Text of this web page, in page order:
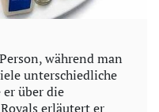
während man
unterschiedliche
über die
erläutert er